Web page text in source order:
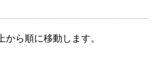
ら順に移動します。